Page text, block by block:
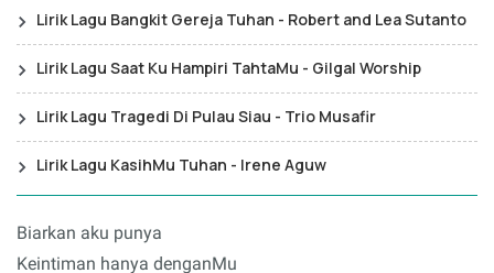
Lirik Lagu Bangkit Gereja Tuhan - Robert and Lea Sutanto
Lirik Lagu Saat Ku Hampiri TahtaMu - Gilgal Worship
Lirik Lagu Tragedi Di Pulau Siau - Trio Musafir
Lirik Lagu KasihMu Tuhan - Irene Aguw
Biarkan aku punya
Keintiman hanya denganMu